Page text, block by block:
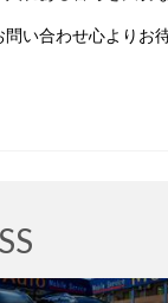
い合わせ心よりお